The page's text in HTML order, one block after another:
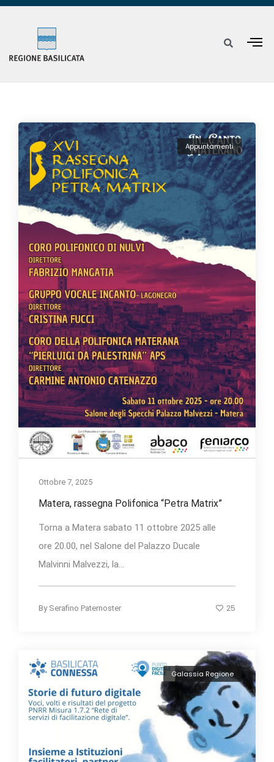
Appuntamenti
Ottobre 7, 2025
Matera, rassegna Polifonica “Petra Matrix”
Torna a Matera sabato 11 ottobre 2025 alle
ore 20.00, nel Salone del Palazzo Ducale
Malvinni Malvezzi, la...
By Serafino Paternoster 25
Galassia Regione